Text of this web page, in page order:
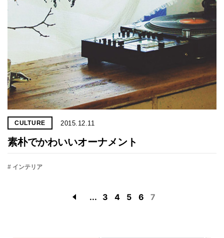
CULTURE 2015.12.11
素朴でかわいいオーナメント
# インテリア
... 3 4 5 6 7